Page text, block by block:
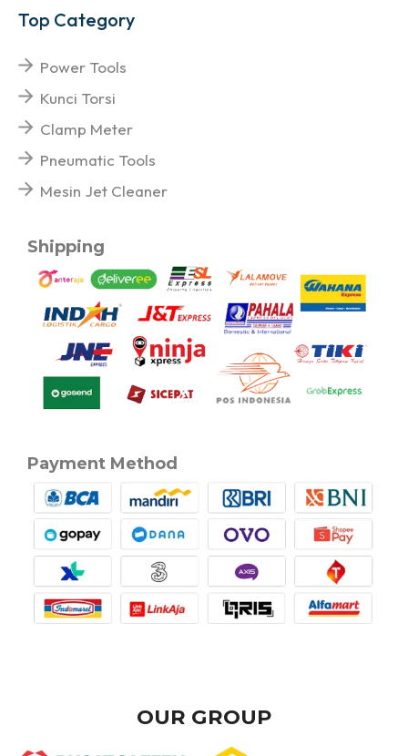
Top Category
Power Tools
Kunci Torsi
Clamp Meter
Pneumatic Tools
Mesin Jet Cleaner
Shipping
Payment Method
OUR GROUP